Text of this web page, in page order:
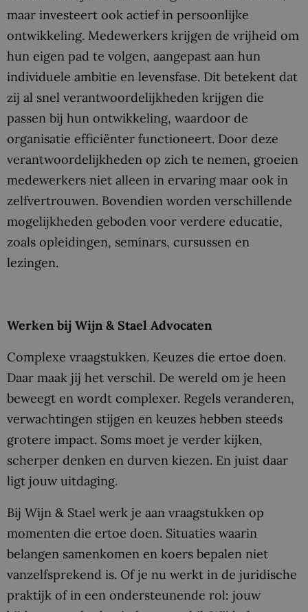
maar investeert ook actief in persoonlijke
ontwikkeling. Medewerkers krijgen de vrijheid om
hun eigen pad te volgen, aangepast aan hun
individuele ambitie en levensfase. Dit betekent dat
zij al snel verantwoordelijkheden krijgen die
passen bij hun ontwikkeling, waardoor de
organisatie efficiënter functioneert. Door deze
verantwoordelijkheden op zich te nemen, groeien
medewerkers niet alleen in ervaring maar ook in
zelfvertrouwen. Bovendien worden verschillende
mogelijkheden geboden voor verdere educatie,
zoals opleidingen, seminars, cursussen en
lezingen.
Werken bij Wijn & Stael Advocaten
Complexe vraagstukken. Keuzes die ertoe doen.
Daar maak jij het verschil. De wereld om je heen
beweegt en wordt complexer. Regels veranderen,
verwachtingen stijgen en keuzes hebben steeds
grotere impact. Soms moet je verder kijken,
scherper denken en durven kiezen. En juist daar
ligt jouw uitdaging.
Bij Wijn & Stael werk je aan vraagstukken op
momenten die ertoe doen. Situaties waarin
belangen samenkomen en koers bepalen niet
vanzelfsprekend is. Of je nu werkt in de juridische
praktijk of in een ondersteunende rol: jouw